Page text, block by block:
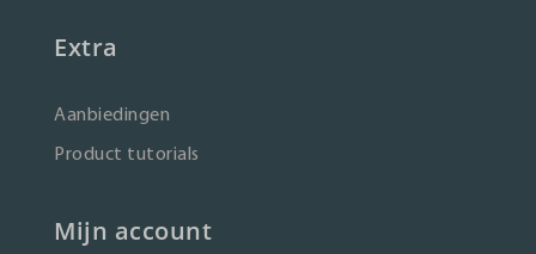
Extra
Aanbiedingen
Product tutorials
Mijn account